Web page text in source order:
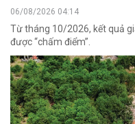
06/08/2026 04:14
Từ tháng 10/2026, kết quả
được “chấm điểm”.